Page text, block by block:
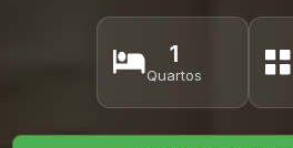
1
Quartos